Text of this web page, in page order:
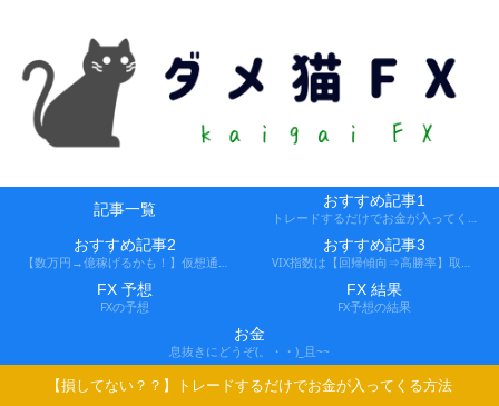
記事一覧 おすすめ記事1
おすすめ記事2 おすすめ記事3
FX 予想
FXの予想
FX 結果
FX予想の結果
お金
息抜きにどうぞ(。・・)_且~~
【損してない？？】トレードするだけでお金が入ってくる方法